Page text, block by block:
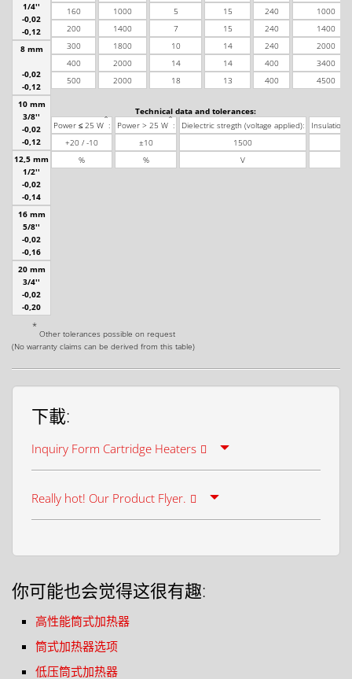
1/4''
-0,02
-0,12
8 mm
-0,02
-0,12
10 mm
3/8''
-0,02
-0,12
12,5 mm
1/2''
-0,02
-0,14
16 mm
5/8''
-0,02
-0,16
20 mm
3/4''
-0,02
-0,20
160
200
300
400
500
1000
1400
1800
2000
2000
5
7
10
14
18
15
15
14
14
13
240
240
240
400
400
1000
1400
2000
3400
4500
Technical data and tolerances:
*
Other tolerances possible on request
(No warranty claims can be derived from this table)
Power ≤ 25 W
*
:
+20 / -10
%
Power > 25 W
*
:
±10
%
Dielectric stregth (voltage applied):
1500
V
Insulation
下載:
Inquiry Form Cartridge Heaters
Really hot! Our Product Flyer.
你可能也会觉得这很有趣:
高性能筒式加热器
筒式加热器选项
低压筒式加热器